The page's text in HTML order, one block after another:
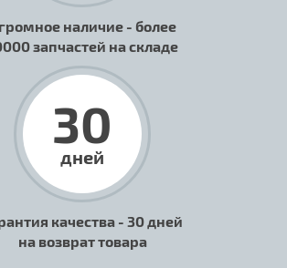
наличие - более
запчастей на складе
30
дней
качества - 30 дней
на возврат товара